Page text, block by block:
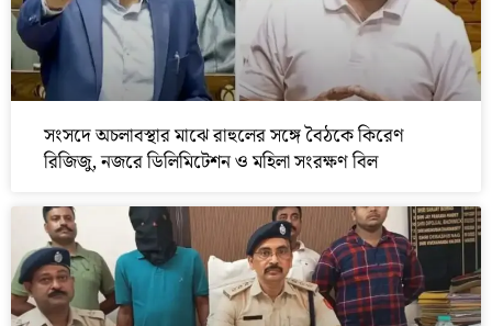
সংসদে অচলাবস্থার মাঝে রাহুলের সঙ্গে বৈঠকে কিরেণ
রিজিজু, নজরে ডিলিমিটেশন ও মহিলা সংরক্ষণ বিল